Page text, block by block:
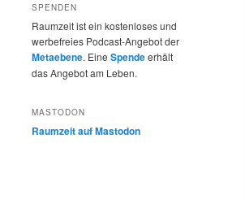
SPENDEN
Raumzeit ist ein kostenloses und
werbefreies Podcast-Angebot der
Metaebene. Eine Spendeerhält
das Angebot am Leben.
MASTODON
Raumzeit auf Mastodon